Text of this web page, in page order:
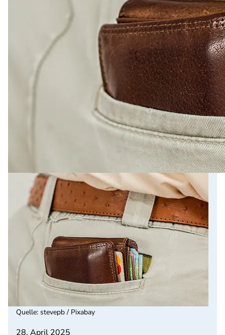
28. April 2025
Quelle: stevepb / Pixabay